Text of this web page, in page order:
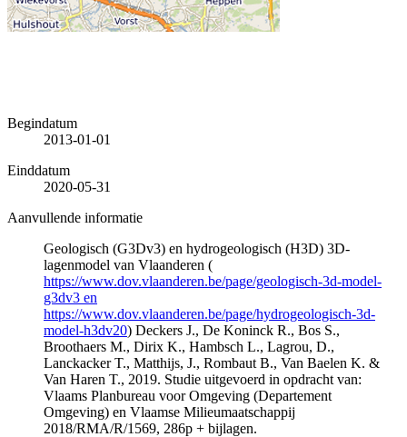
Begindatum
2013-01-01
Einddatum
2020-05-31
Aanvullende informatie
Geologisch (G3Dv3) en hydrogeologisch (H3D) 3D-
lagenmodel van Vlaanderen (
https://www.dov.vlaanderen.be/page/geologisch-3d-model-
g3dv3 en
https://www.dov.vlaanderen.be/page/hydrogeologisch-3d-
model-h3dv20) Deckers J., De Koninck R., Bos S.,
Broothaers M., Dirix K., Hambsch L., Lagrou, D.,
Lanckacker T., Matthijs, J., Rombaut B., Van Baelen K. &
Van Haren T., 2019. Studie uitgevoerd in opdracht van:
Vlaams Planbureau voor Omgeving (Departement
Omgeving) en Vlaamse Milieumaatschappij
2018/RMA/R/1569, 286p + bijlagen.